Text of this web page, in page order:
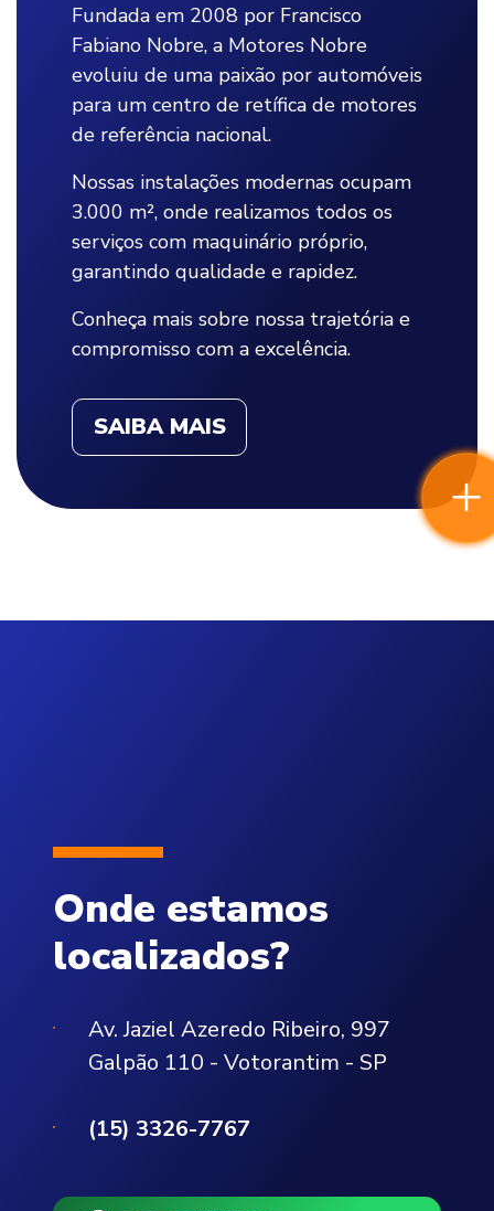
Fundada em 2008 por Francisco
Fabiano Nobre, a Motores Nobre
evoluiu de uma paixão por automóveis
para um centro de retífica de motores
de referência nacional.
Nossas instalações modernas ocupam
3.000 m², onde realizamos todos os
serviços com maquinário próprio,
garantindo qualidade e rapidez.
Conheça mais sobre nossa trajetória e
compromisso com a excelência.
SAIBA MAIS
Onde estamos
localizados?
Av. Jaziel Azeredo Ribeiro, 997
Galpão 110 - Votorantim - SP
(15) 3326-7767